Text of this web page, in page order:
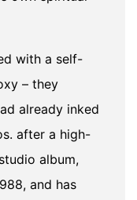
with a self-
– they
already inked
after a high-
album,
and has